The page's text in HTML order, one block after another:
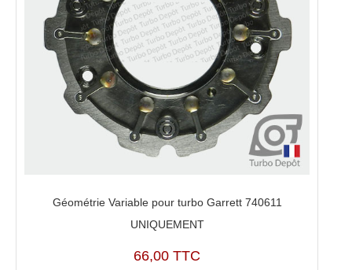
Géométrie Variable pour turbo Garrett 740611
UNIQUEMENT
66,00 TTC